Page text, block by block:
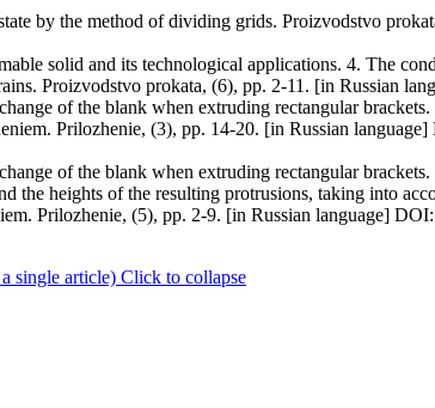
by the method of dividing grids. Proizvodstvo
solid and its technological applications. 4. The
Proizvodstvo prokata, (6), pp. 2-11. [in Russian
of the blank when extruding rectangular
Prilozhenie, (3), pp. 14-20. [in Russian language]
of the blank when extruding rectangular
the heights of the resulting protrusions, taking into
Prilozhenie, (5), pp. 2-9. [in Russian language] DOI:
single article) Click to collapse